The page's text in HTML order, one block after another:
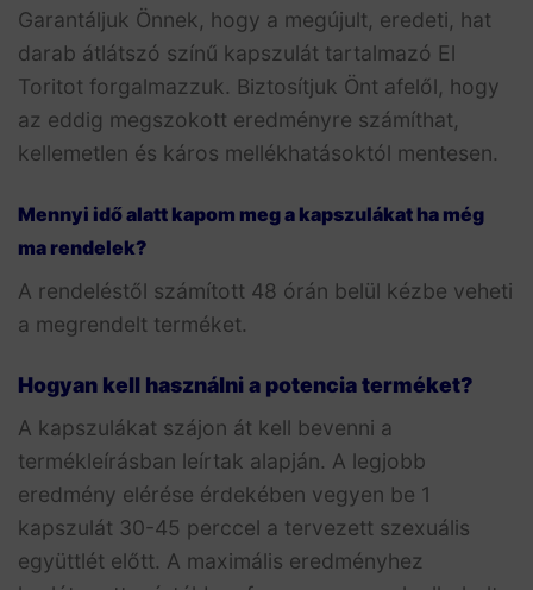
Garantáljuk Önnek, hogy a megújult, eredeti, hat
darab átlátszó színű kapszulát tartalmazó El
Toritot forgalmazzuk. Biztosítjuk Önt afelől, hogy
az eddig megszokott eredményre számíthat,
kellemetlen és káros mellékhatásoktól mentesen.
Mennyi idő alatt kapom meg a kapszulákat ha még
ma rendelek?
A rendeléstől számított 48 órán belül kézbe veheti
a megrendelt terméket.
Hogyan kell használni a potencia terméket?
A kapszulákat szájon át kell bevenni a
termékleírásban leírtak alapján. A legjobb
eredmény elérése érdekében vegyen be 1
kapszulát 30-45 perccel a tervezett szexuális
együttlét előtt. A maximális eredményhez